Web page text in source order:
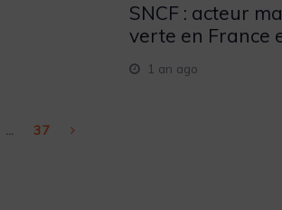
SNCF : acteur
verte en France
1 an ago
37